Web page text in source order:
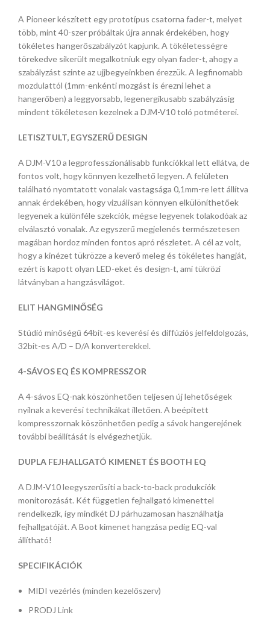
A Pioneer készített egy prototípus csatorna fader-t, melyet
több, mint 40-szer próbáltak újra annak érdekében, hogy
tökéletes hangerőszabályzót kapjunk. A tökéletességre
törekedve sikerült megalkotniuk egy olyan fader-t, ahogy a
szabályzást szinte az ujjbegyeinkben érezzük. A legfinomabb
mozdulattól (1mm-enkénti mozgást is érezni lehet a
hangerőben) a leggyorsabb, legenergikusabb szabályzásig
mindent tökéletesen kezelnek a DJM-V10 toló potméterei.
LETISZTULT, EGYSZERŰ DESIGN
A DJM-V10 a legprofesszionálisabb funkciókkal lett ellátva, de
fontos volt, hogy könnyen kezelhető legyen. A felületen
található nyomtatott vonalak vastagsága 0,1mm-re lett állítva
annak érdekében, hogy vizuálisan könnyen elkülöníthetőek
legyenek a különféle szekciók, mégse legyenek tolakodóak az
elválasztó vonalak. Az egyszerű megjelenés természetesen
magában hordoz minden fontos apró részletet. A cél az volt,
hogy a kinézet tükrözze a keverő meleg és tökéletes hangját,
ezért is kapott olyan LED-eket és design-t, ami tükrözi
látványban a hangzásvilágot.
ELIT HANGMINŐSÉG
Stúdió minőségű 64bit-es keverési és diffúziós jelfeldolgozás,
32bit-es A/D – D/A konverterekkel.
4-SÁVOS EQ ÉS KOMPRESSZOR
A 4-sávos EQ-nak köszönhetően teljesen új lehetőségek
nyílnak a keverési technikákat illetően. A beépített
kompresszornak köszönhetően pedig a sávok hangerejének
további beállítását is elvégezhetjük.
DUPLA FEJHALLGATÓ KIMENET ÉS BOOTH EQ
A DJM-V10 leegyszerűsíti a back-to-back produkciók
monitorozását. Két független fejhallgató kimenettel
rendelkezik, így mindkét DJ párhuzamosan használhatja
fejhallgatóját. A Boot kimenet hangzása pedig EQ-val
állítható!
SPECIFIKÁCIÓK
MIDI vezérlés (minden kezelőszerv)
PRODJ Link